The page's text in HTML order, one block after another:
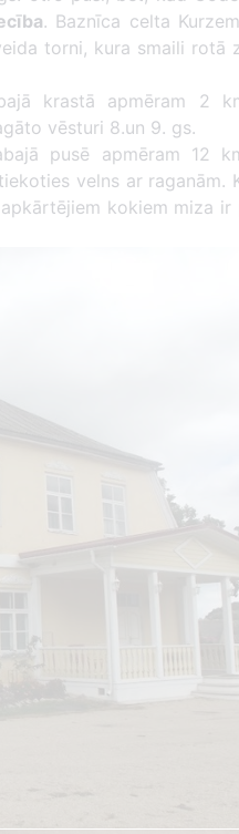
. Baznīca celta
torni, kura smaili rotā
krastā apmēram 2
vēsturi 8.un 9. gs.
pusē apmēram 12
velns ar raganām.
kokiem miza